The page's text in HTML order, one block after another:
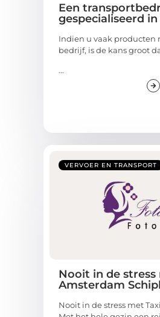
Een
gespecialiseerd
Indien u vaak producten
bedrijf, is de kans groot
...
VERVOER EN TRANSPORT
Nooit in de stress
Amsterdam
Nooit in de stress met